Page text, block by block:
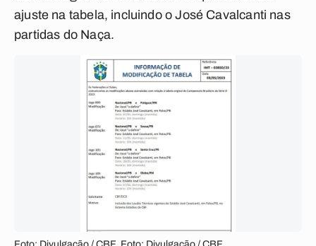
ajuste na tabela, incluindo o José Cavalcanti nas
partidas do Naça.